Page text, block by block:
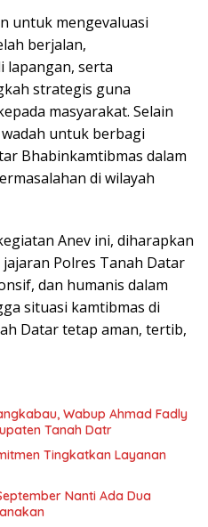
untuk mengevaluasi
berjalan,
lapangan, serta
strategis guna
masyarakat. Selain
untuk berbagi
Bhabinkamtibmas dalam
di wilayah
Anev ini, diharapkan
Polres Tanah Datar
dan humanis dalam
situasi kamtibmas di
Datar tetap aman, tertib,
Wabup Ahmad Fadly
Tanah Datr
Tingkatkan Layanan
Nanti Ada Dua